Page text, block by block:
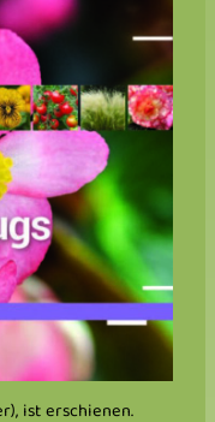
ist erschienen.